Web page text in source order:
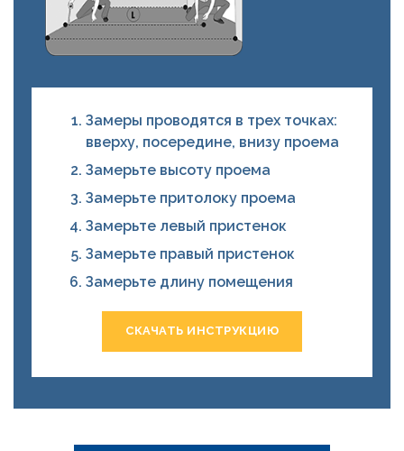
Замеры проводятся в трех точках:
вверху, посередине, внизу проема
Замерьте высоту проема
Замерьте притолоку проема
Замерьте левый пристенок
Замерьте правый пристенок
Замерьте длину помещения
СКАЧАТЬ ИНСТРУКЦИЮ